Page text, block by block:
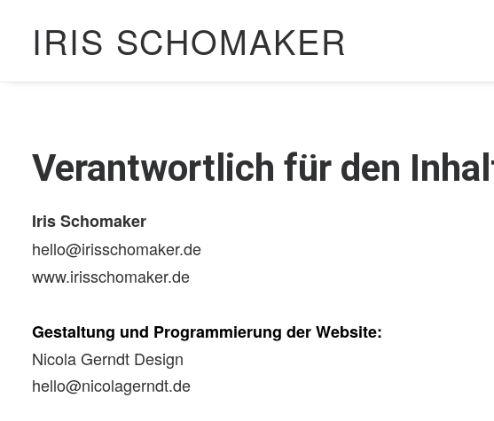
IRIS SCHOMAKER
Verantwortlich für den
Iris Schomaker
hello@irisschomaker.de
www.irisschomaker.de
Gestaltung und Programmierung der Website:
Nicola Gerndt Design
hello@nicolagerndt.de